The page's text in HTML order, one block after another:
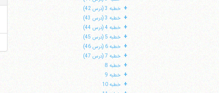
+ خطبه 3 (درس 42)
+ خطبه 3 (درس 43)
+ خطبه 4 (درس 44)
+ خطبه 5 (درس 45)
+ خطبه 6 (درس 46)
+ خطبه 7 (درس 47)
+ خطبه 8
+ خطبه 9
+ خطبه 10